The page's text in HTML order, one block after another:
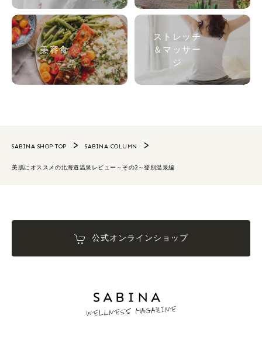
美容食
ストレッチ
＆マッサー
ジ
SABINA SHOP TOP SABINA COLUMN
美肌にオススメの北海道温泉レビュー～その2～登別温泉編
公式オンラインショップ